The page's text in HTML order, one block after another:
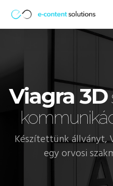
Viagra 3D
Készítettünk állványt,
egy orvosi